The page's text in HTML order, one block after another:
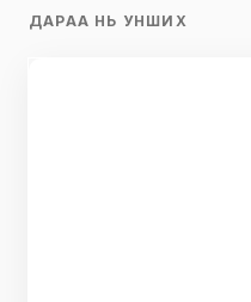
ДАРАА НЬ УНШИХ